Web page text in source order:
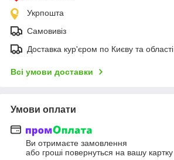
Укрпошта
Самовивіз
Доставка кур'єром по Києву та області
Всі умови доставки
Умови оплати
Ви отримаєте замовлення
або гроші повернуться на вашу картку